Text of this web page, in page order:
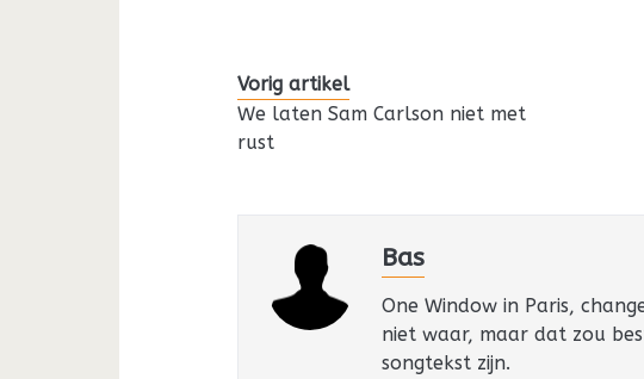
Vorig artikel
We laten Sam Carlson niet met
rust
Bas
One Window in Paris,
niet waar, maar dat zou
songtekst zijn.